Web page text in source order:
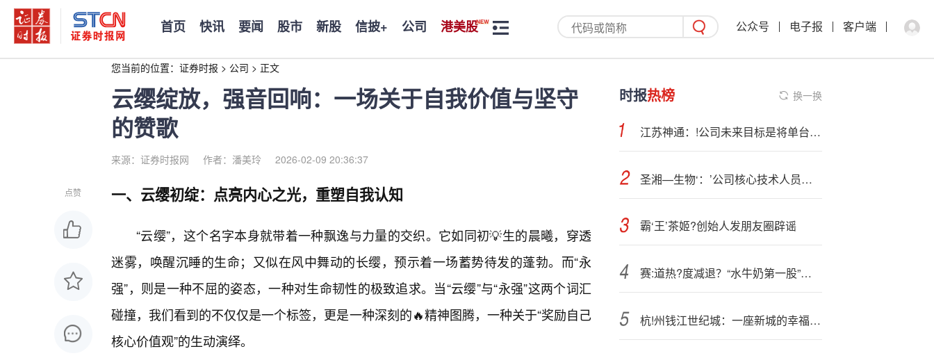
首页 快讯 要闻 股市 新股 信披+ 公司 港美股 公众号 电子报 客户端
您当前的位置： 证券时报 > 公司 > 正文
云缨绽放，强音回响：一场关于自我价值与坚守
的赞歌
来源：证券时报网 作者：潘美玲 2026-02-09 20:36:37
点赞 一、云缨初绽：点亮内心之光，重塑自我认知
“云缨”，这个名字本身就带着一种飘逸与力量的交织。它如同初💡生的晨曦，穿透
迷雾，唤醒沉睡的生命；又似在风中舞动的长缨，预示着一场蓄势待发的蓬勃。而“永
强”，则是一种不屈的姿态，一种对生命韧性的极致追求。当“云缨”与“永强”这两个词汇
碰撞，我们看到的不仅仅是一个标签，更是一种深刻的🔥精神图腾，一种关于“奖励自己
核心价值观”的生动演绎。
时报热榜 换一换
江苏神通：!公司未来目标是将单台机组价值量提升至1亿元以上
圣湘—生物‘：’公司核心技术人员离职
霸‘王’茶姬?创始人发朋友圈辟谣
赛:道热?度减退？“水牛奶第一股”业绩加速下滑
杭!州钱江世纪城：一座新城的幸福感、使命感、活力感、未来感和归属感